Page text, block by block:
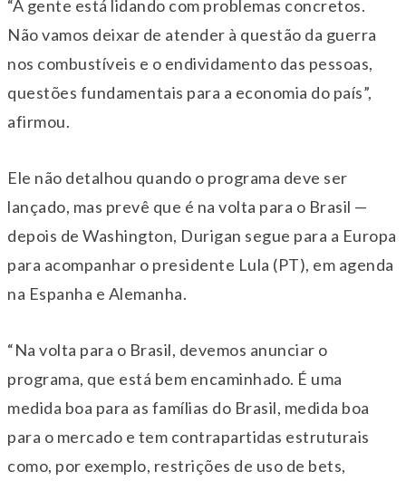
“A gente está lidando com problemas concretos.
Não vamos deixar de atender à questão da guerra
nos combustíveis e o endividamento das pessoas,
questões fundamentais para a economia do país”,
afirmou.
Ele não detalhou quando o programa deve ser
lançado, mas prevê que é na volta para o Brasil —
depois de Washington, Durigan segue para a Europa
para acompanhar o presidente Lula (PT), em agenda
na Espanha e Alemanha.
“Na volta para o Brasil, devemos anunciar o
programa, que está bem encaminhado. É uma
medida boa para as famílias do Brasil, medida boa
para o mercado e tem contrapartidas estruturais
como, por exemplo, restrições de uso de bets,